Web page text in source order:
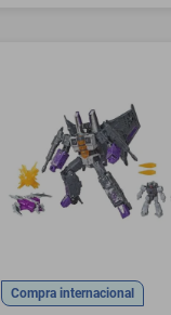
Compra internacional